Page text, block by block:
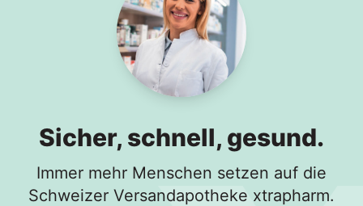
Sicher, schnell, gesund.
Immer mehr Menschen setzen auf die
Schweizer Versandapotheke xtrapharm.